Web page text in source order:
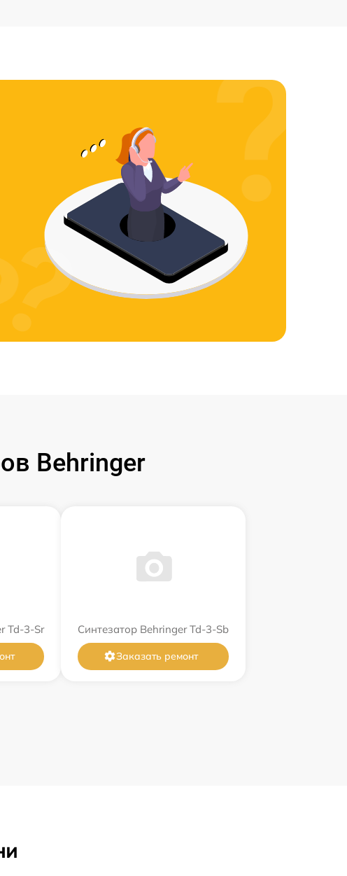
Behringer
Td-3-Sr Синтезатор Behringer Td-3-Sb
Заказать ремонт